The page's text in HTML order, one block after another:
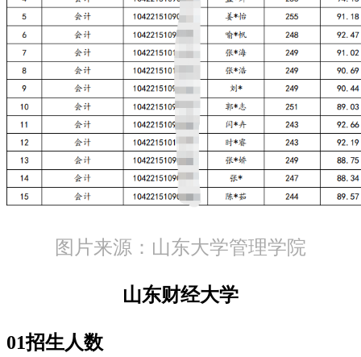
图片来源：山东大学管理学院
山东财经大学
01招生人数